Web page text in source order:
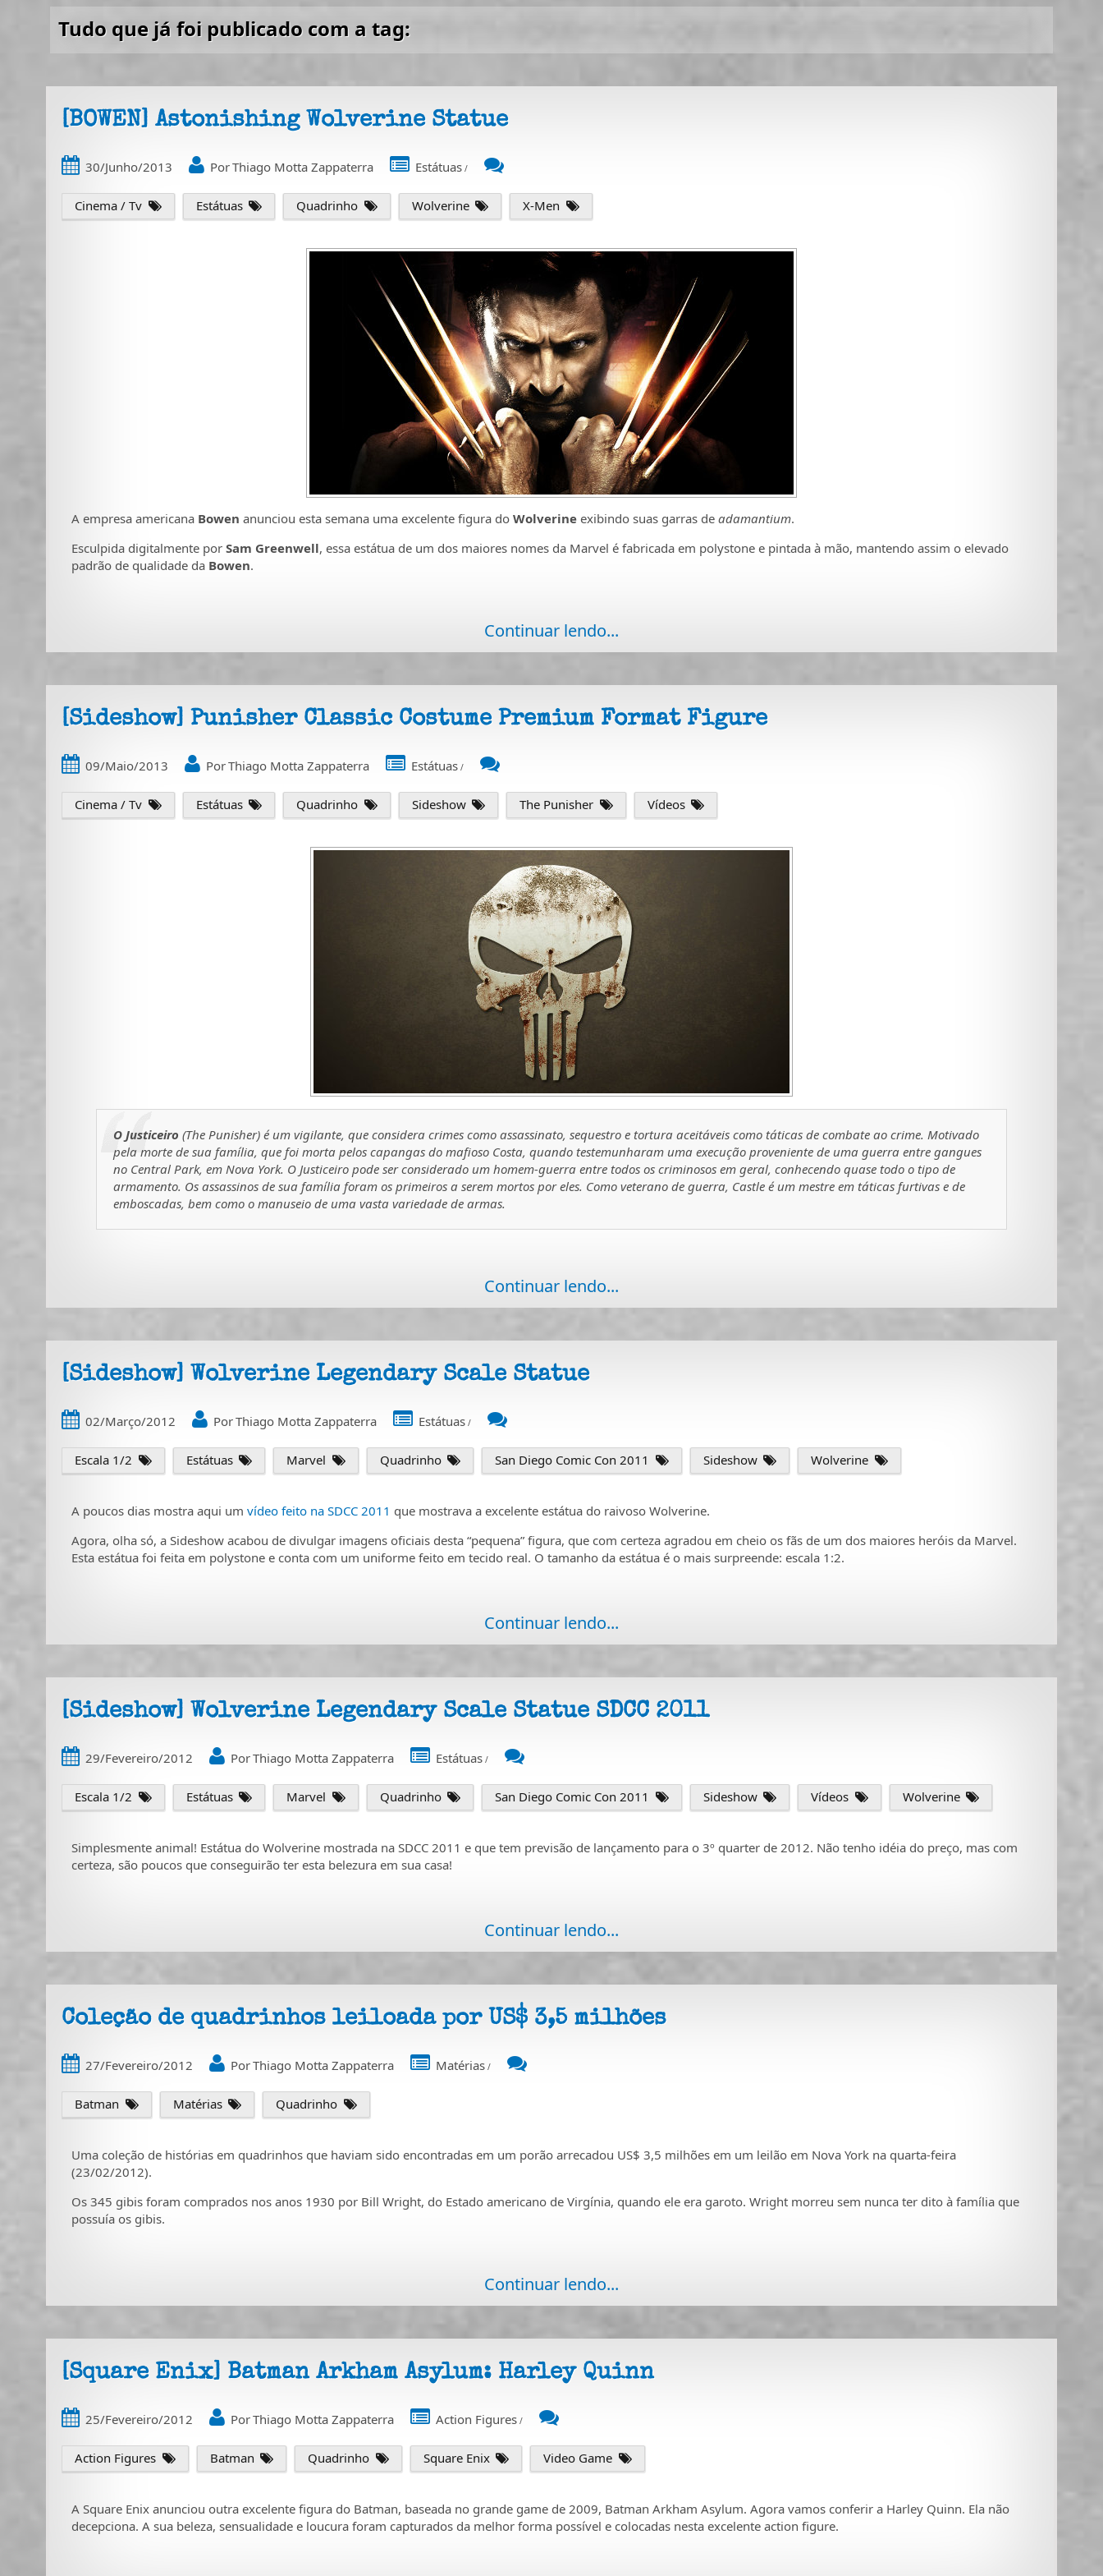
Tudo que já foi publicado com a tag:
[BOWEN] Astonishing Wolverine Statue
30/Junho/2013 PorThiago Motta Zappaterra Estátuas /
Cinema / Tv Estátuas Quadrinho Wolverine X-Men
A empresa americana Bowen anunciou esta semana uma excelente figura do Wolverineexibindo suas garras de adamantium.
Esculpida digitalmente por Sam Greenwell, essa estátua de um dos maiores nomes da Marvel é fabricada em polystone e pintada à mão, mantendo assim o elevado
padrão de qualidade da Bowen.
Continuar lendo...
[Sideshow] Punisher Classic Costume Premium Format Figure
09/Maio/2013 PorThiago Motta Zappaterra Estátuas /
Cinema / Tv Estátuas Quadrinho Sideshow The Punisher Vídeos
O Justiceiro (The Punisher) é um vigilante, que considera crimes como assassinato, sequestro e tortura aceitáveis como táticas de combate ao crime. Motivado
pela morte de sua família, que foi morta pelos capangas do mafioso Costa, quando testemunharam uma execução proveniente de uma guerra entre gangues
no Central Park, em Nova York. O Justiceiro pode ser considerado um homem-guerra entre todos os criminosos em geral, conhecendo quase todo o tipo de
armamento. Os assassinos de sua família foram os primeiros a serem mortos por eles. Como veterano de guerra, Castle é um mestre em táticas furtivas e de
emboscadas, bem como o manuseio de uma vasta variedade de armas.
Continuar lendo...
[Sideshow] Wolverine Legendary Scale Statue
02/Março/2012 PorThiago Motta Zappaterra Estátuas /
Escala 1/2 Estátuas Marvel Quadrinho San Diego Comic Con 2011 Sideshow Wolverine
A poucos dias mostra aqui um vídeo feito na SDCC 2011 que mostrava a excelente estátua do raivoso Wolverine.
Agora, olha só, a Sideshow acabou de divulgar imagens oficiais desta “pequena” figura, que com certeza agradou em cheio os fãs de um dos maiores heróis da Marvel.
Esta estátua foi feita em polystone e conta com um uniforme feito em tecido real. O tamanho da estátua é o mais surpreende: escala 1:2.
Continuar lendo...
[Sideshow] Wolverine Legendary Scale Statue SDCC 2011
29/Fevereiro/2012 PorThiago Motta Zappaterra Estátuas /
Escala 1/2 Estátuas Marvel Quadrinho San Diego Comic Con 2011 Sideshow Vídeos Wolverine
Simplesmente animal! Estátua do Wolverine mostrada na SDCC 2011 e que tem previsão de lançamento para o 3º quarter de 2012. Não tenho idéia do preço, mas com
certeza, são poucos que conseguirão ter esta belezura em sua casa!
Continuar lendo...
Coleção de quadrinhos leiloada por US$ 3,5 milhões
27/Fevereiro/2012 PorThiago Motta Zappaterra Matérias /
Batman Matérias Quadrinho
Uma coleção de histórias em quadrinhos que haviam sido encontradas em um porão arrecadou US$ 3,5 milhões em um leilão em Nova York na quarta-feira
(23/02/2012).
Os 345 gibis foram comprados nos anos 1930 por Bill Wright, do Estado americano de Virgínia, quando ele era garoto. Wright morreu sem nunca ter dito à família que
possuía os gibis.
Continuar lendo...
[Square Enix] Batman Arkham Asylum: Harley Quinn
25/Fevereiro/2012 PorThiago Motta Zappaterra Action Figures /
Action Figures Batman Quadrinho Square Enix Video Game
A Square Enix anunciou outra excelente figura do Batman, baseada no grande game de 2009, Batman Arkham Asylum. Agora vamos conferir a Harley Quinn. Ela não
decepciona. A sua beleza, sensualidade e loucura foram capturados da melhor forma possível e colocadas nesta excelente action figure.